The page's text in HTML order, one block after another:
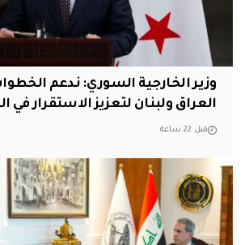
وزير الخارجية السوري: ندعم
العراق ولبنان لتعزيز الاستقرار في
قبل 22 ساعة